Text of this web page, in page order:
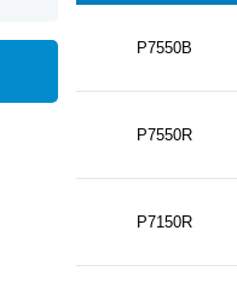
P7550B
P7550R
P7150R